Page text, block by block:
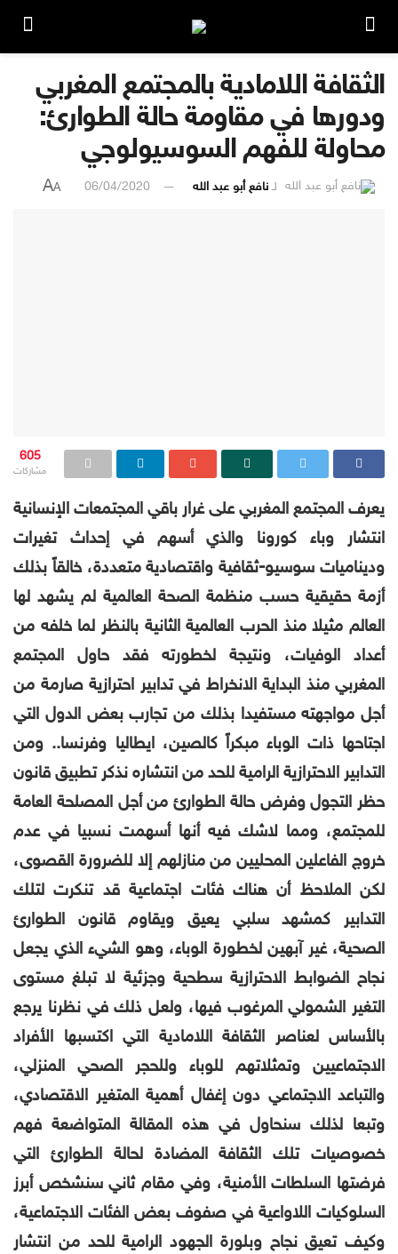
الثقافة اللامادية بالمجتمع المغربي
ودورها في مقاومة حالة الطوارئ:
محاولة للفهم السوسيولوجي
لـ نافع أبو عبد الله 06/04/2020
A
A
605
مشاركات
يعرف المجتمع المغربي على غرار باقي المجتمعات الإنسانية
انتشار وباء كورونا والذي أسهم في إحداث تغيرات
وديناميات سوسيو-ثقافية واقتصادية متعددة، خالقاً بذلك
أزمة حقيقية حسب منظمة الصحة العالمية لم يشهد لها
العالم مثيلا منذ الحرب العالمية الثانية بالنظر لما خلفه من
أعداد الوفيات، ونتيجة لخطورته فقد حاول المجتمع
المغربي منذ البداية الانخراط في تدابير احترازية صارمة من
أجل مواجهته مستفيدا بذلك من تجارب بعض الدول التي
اجتاحها ذات الوباء مبكراً كالصين، ايطاليا وفرنسا.. ومن
التدابير الاحترازية الرامية للحد من انتشاره نذكر تطبيق قانون
حظر التجول وفرض حالة الطوارئ من أجل المصلحة العامة
للمجتمع، ومما لاشك فيه أنها أسهمت نسبيا في عدم
خروج الفاعلين المحليين من منازلهم إلا للضرورة القصوى،
لكن الملاحظ أن هناك فئات اجتماعية قد تنكرت لتلك
التدابير كمشهد سلبي يعيق ويقاوم قانون الطوارئ
الصحية، غير آبهين لخطورة الوباء، وهو الشيء الذي يجعل
نجاح الضوابط الاحترازية سطحية وجزئية لا تبلغ مستوى
التغير الشمولي المرغوب فيها، ولعل ذلك في نظرنا يرجع
بالأساس لعناصر الثقافة اللامادية التي اكتسبها الأفراد
الاجتماعيين وتمثلاتهم للوباء وللحجر الصحي المنزلي،
والتباعد الاجتماعي دون إغفال أهمية المتغير الاقتصادي،
وتبعا لذلك سنحاول في هذه المقالة المتواضعة فهم
خصوصيات تلك الثقافة المضادة لحالة الطوارئ التي
فرضتها السلطات الأمنية، وفي مقام ثاني سنشخص أبرز
السلوكيات اللاواعية في صفوف بعض الفئات الاجتماعية،
وكيف تعيق نجاح وبلورة الجهود الرامية للحد من انتشار